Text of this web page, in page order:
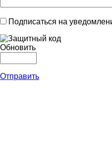
Подписаться на
Обновить
Отправить